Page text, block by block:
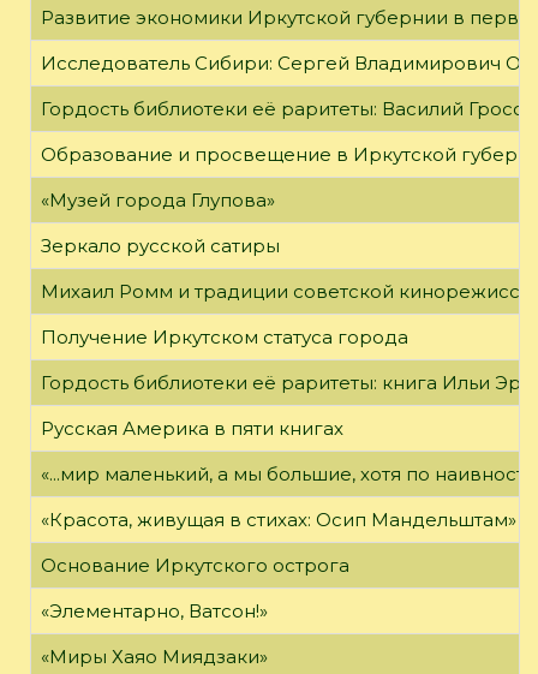
Развитие экономики Иркутской губернии в
Исследователь Сибири: Сергей Владимирович
Гордость библиотеки её раритеты: Василий
Образование и просвещение в Иркутской
«Музей города Глупова»
Зеркало русской сатиры
Михаил Ромм и традиции советской
Получение Иркутском статуса города
Гордость библиотеки её раритеты: книга Ильи
Русская Америка в пяти книгах
«...мир маленький, а мы большие, хотя по
«Красота, живущая в стихах: Осип Мандельштам»
Основание Иркутского острога
«Элементарно, Ватсон!»
«Миры Хаяо Миядзаки»